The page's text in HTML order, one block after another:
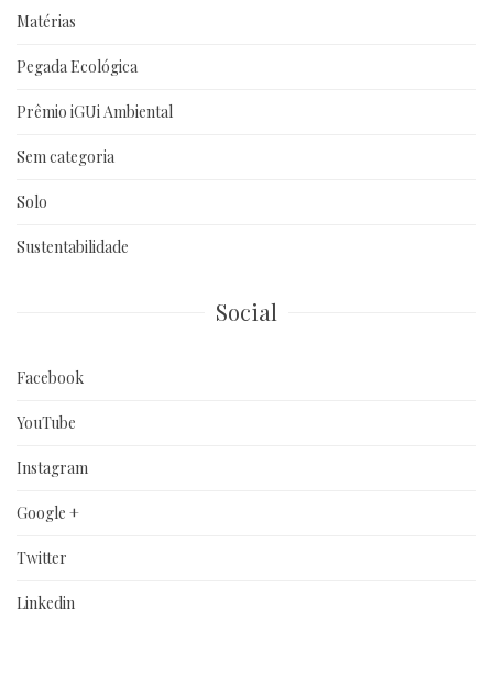
Matérias
Pegada Ecológica
Prêmio iGUi Ambiental
Sem categoria
Solo
Sustentabilidade
Social
Facebook
YouTube
Instagram
Google +
Twitter
Linkedin